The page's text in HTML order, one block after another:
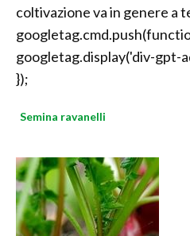
coltivazione va in genere a
googletag.display('div-gpt-
});
Semina ravanelli